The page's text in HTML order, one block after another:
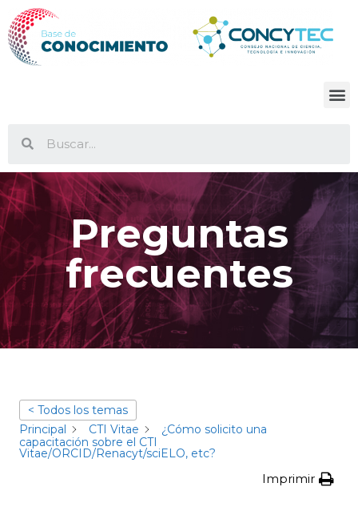
Preguntas
frecuentes
< Todos los temas
Principal
CTI Vitae
¿Cómo solicito una
capacitación sobre el CTI
Vitae/ORCID/Renacyt/sciELO, etc?
Imprimir